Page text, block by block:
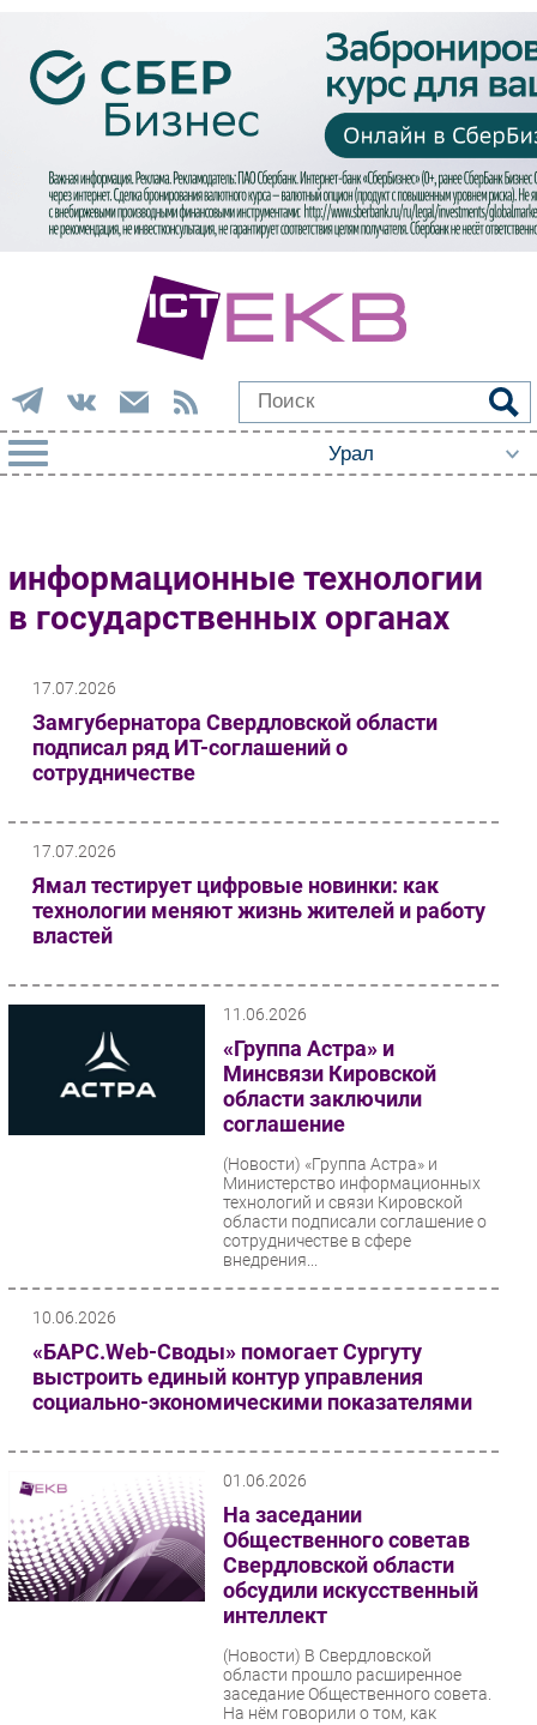
Импорто­замещение
Автоматизация Промышленности
Интернет
Интеграция
Рынок ПК
ПО
Outsourcing
Регулирование
Финансы
Инновации
Новости
Аналитика
Мероприятия
Проекты
IT класс
Тестовый стенд
Каталог компаний
информационные технологии
в государственных органах
17.07.2026
Замгубернатора Свердловской области
подписал ряд ИТ-соглашений о
сотрудничестве
17.07.2026
Ямал тестирует цифровые новинки: как
технологии меняют жизнь жителей и работу
властей
11.06.2026
«Группа Астра» и
Минсвязи Кировской
области заключили
соглашение
(Новости) «Группа Астра» и
Министерство информационных
технологий и связи Кировской
области подписали соглашение о
сотрудничестве в сфере
внедрения...
10.06.2026
«БАРС.Web-Своды» помогает Сургуту
выстроить единый контур управления
социально-экономическими показателями
01.06.2026
На заседании
Общественного советав
Свердловской области
обсудили искусственный
интеллект
(Новости) В Свердловской
области прошло расширенное
заседание Общественного совета.
На нём говорили о том, как